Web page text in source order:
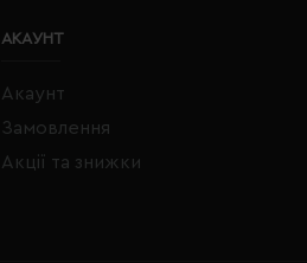
АКАУНТ
Акаунт
Замовлення
Акції та знижки